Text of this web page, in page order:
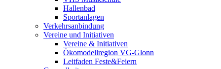
Hallenbad
Sportanlagen
Verkehrsanbindung
Vereine und Initiativen
Vereine & Initiativen
Ökomodellregion VG-Glonn
Leitfaden Feste&Feiern